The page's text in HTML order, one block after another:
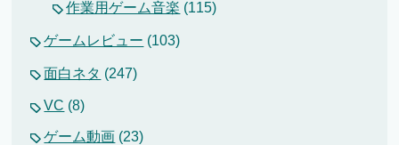
作業用ゲーム音楽 (115)
ゲームレビュー (103)
面白ネタ (247)
VC (8)
ゲーム動画 (23)